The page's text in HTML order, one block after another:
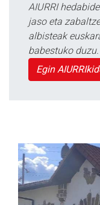
AIURRI
jaso eta
albisteak
babestuko duzu.
Egin